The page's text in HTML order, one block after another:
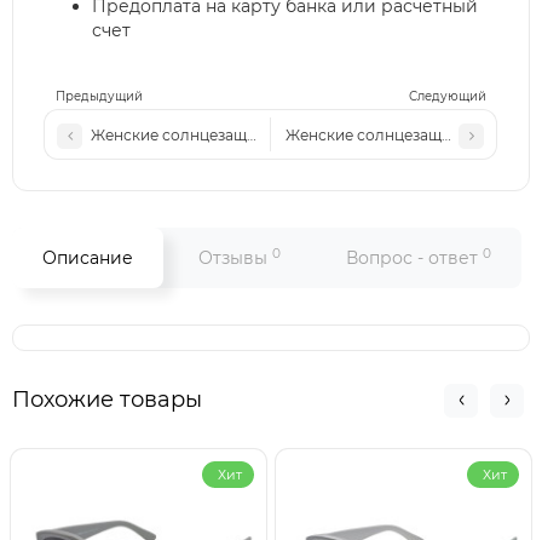
Предыдущий Следующий
Женские солнцезащитные очки LV 211 c4Женские солнцезащитные очки LV
Предоплата на карту банка или расчетный
счет
Описание Отзывы 0 Вопрос - ответ 0
Похожие товары
Хит Хит